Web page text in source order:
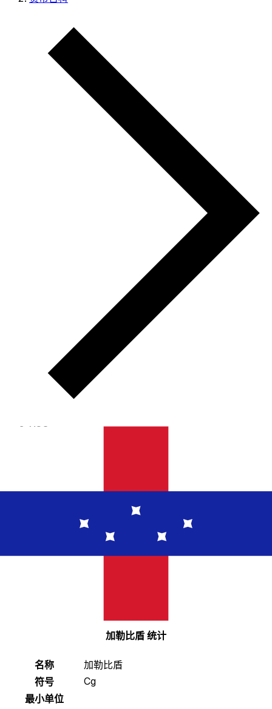
XCG
加勒比盾 是 荷兰安地卡 的货币。我们的货币排行显示最热
门的 加勒比盾 汇率是 XCG 兑 USD。
林） 的货币代码为 XCG
下方可查看 加勒比盾 汇率与换算
加勒比盾 统计
名称
加勒比盾
符号
Cg
最小单位